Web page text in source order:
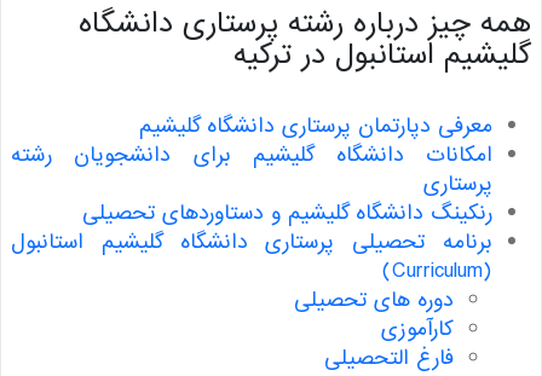
چیز درباره رشته پرستاری دانشگاه
استانبول در ترکیه
معرفی دپارتمان پرستاری دانشگاه گلیشیم
امکانات دانشگاه گلیشیم برای دانشجویان رشته
پرستاری
رنکینگ دانشگاه گلیشیم و دستاورد‌های تحصیلی
برنامه تحصیلی پرستاری دانشگاه گلیشیم استانبول
دوره های تحصیلی
کارآموزی
فارغ التحصیلی